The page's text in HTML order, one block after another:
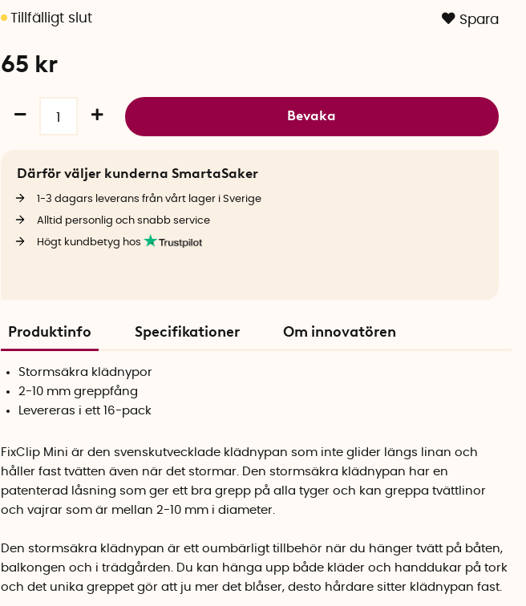
Spara
65 kr
Bevaka
Därför väljer kunderna SmartaSaker
1-3 dagars leverans från vårt lager i Sverige
Alltid personlig och snabb service
Högt kundbetyg hos
Produktinfo Specifikationer Om innovatören
Stormsäkra klädnypor
2-10 mm greppfång
Levereras i ett 16-pack
FixClip Mini är den svenskutvecklade klädnypan som inte glider längs linan och
håller fast tvätten även när det stormar. Den stormsäkra klädnypan har en
patenterad låsning som ger ett bra grepp på alla tyger och kan greppa tvättlinor
och vajrar som är mellan 2-10 mm i diameter.
Den stormsäkra klädnypan är ett oumbärligt tillbehör när du hänger tvätt på båten,
balkongen och i trädgården. Du kan hänga upp både kläder och handdukar på tork
och det unika greppet gör att ju mer det blåser, desto hårdare sitter klädnypan fast.